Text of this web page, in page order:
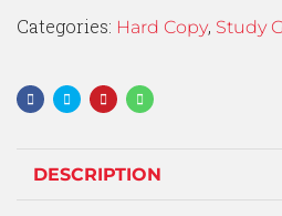
Categories: Hard Copy, Study
DESCRIPTION